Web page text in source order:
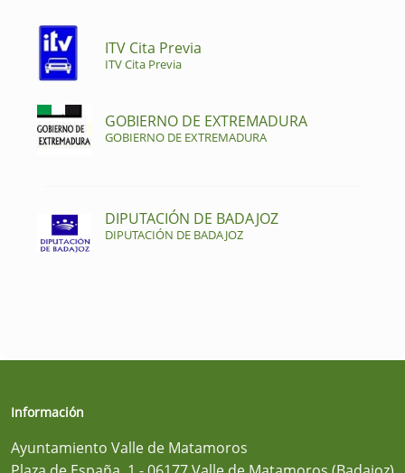
ITV Cita Previa
ITV Cita Previa
GOBIERNO DE EXTREMADURA
GOBIERNO DE EXTREMADURA
DIPUTACIÓN DE BADAJOZ
DIPUTACIÓN DE BADAJOZ
Información
Ayuntamiento Valle de Matamoros